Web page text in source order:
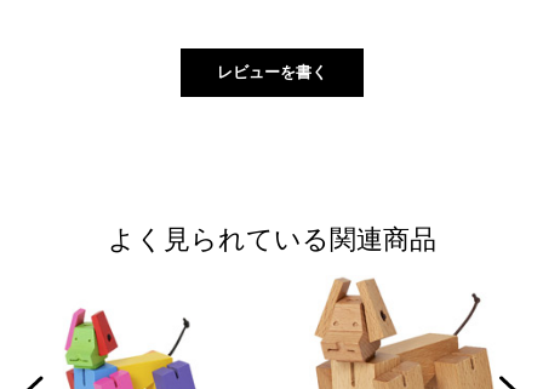
よく見られている関連商品